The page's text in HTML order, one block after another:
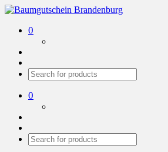
Baumgutschein Brandenburg
Wir pflanzen Bäume in der Region
0
0